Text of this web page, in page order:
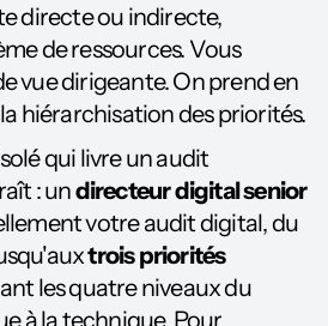
directe ou indirecte,
de ressources. Vous
vue dirigeante. On prend en
hiérarchisation des priorités.
qui livre un audit
: undirecteur digital senior
votre audit digital, du
trois priorités
les quatre niveaux du
à la technique. Pour